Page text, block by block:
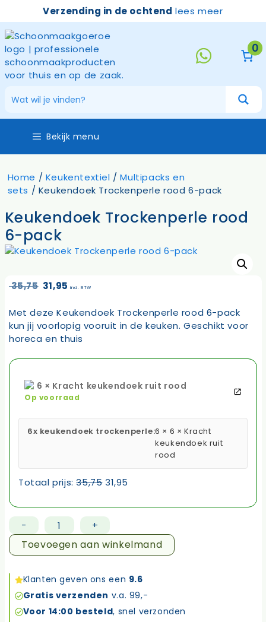
de
inhoud
Verzending in de ochtend lees meer
0
Bekijk menu
Home / Keukentextiel /Multipacks en
sets / Keukendoek Trockenperle rood 6-pack
Keukendoek Trockenperle rood
6-pack
35,75 Oorspronkelijke
was:
35,75.
31,95 Huidige
is:
31,95.
incl. BTW
Met deze Keukendoek Trockenperle rood 6-pack
kun jij voorlopig vooruit in de keuken. Geschikt voor
horeca en thuis
6 × Kracht keukendoek ruit rood
Op voorraad
6x keukendoek trockenperle:6 × 6 × Kracht
keukendoek ruit
rood
Totaal prijs:35,75 31,95
-
Trockenperle
rood
pack
aantal
+
Toevoegen aan winkelmand
Klanten geven ons een 9.6
Gratis verzenden v.a. 99,-
Voor 14:00 besteld, snel verzonden